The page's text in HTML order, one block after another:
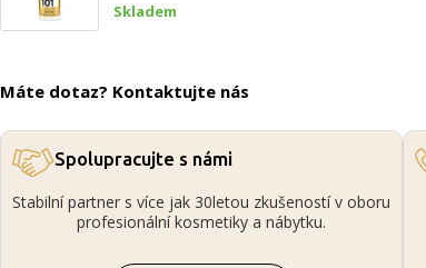
Skladem
Máte dotaz? Kontaktujte nás
Spolupracujte s námi
Stabilní partner s více jak 30letou zkušeností v oboru
profesionální kosmetiky a nábytku.